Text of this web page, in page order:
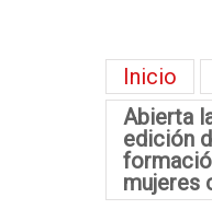
Inicio
Abierta
edición
mujeres